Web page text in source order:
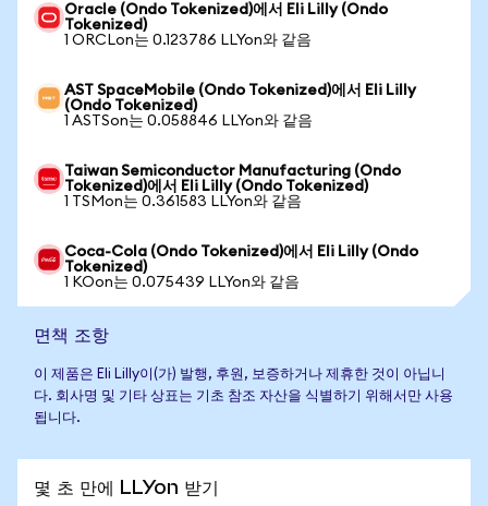
Oracle (Ondo Tokenized)에서 Eli Lilly (Ondo
Tokenized)
1 ORCLon는 0.123786 LLYon와 같음
AST SpaceMobile (Ondo Tokenized)에서 Eli Lilly
(Ondo Tokenized)
1 ASTSon는 0.058846 LLYon와 같음
Taiwan Semiconductor Manufacturing (Ondo
Tokenized)에서 Eli Lilly (Ondo Tokenized)
1 TSMon는 0.361583 LLYon와 같음
Coca-Cola (Ondo Tokenized)에서 Eli Lilly (Ondo
Tokenized)
1 KOon는 0.075439 LLYon와 같음
면책 조항
이 제품은 Eli Lilly이(가) 발행, 후원, 보증하거나 제휴한 것이 아닙니
다. 회사명 및 기타 상표는 기초 참조 자산을 식별하기 위해서만 사용
됩니다.
몇 초 만에 LLYon 받기